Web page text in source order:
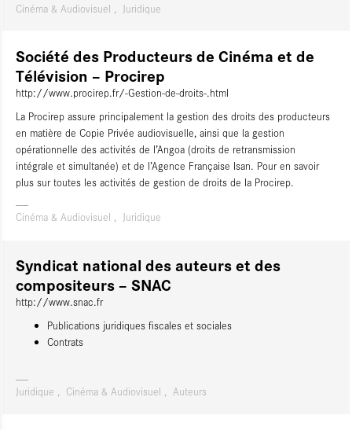
Cinéma & Audiovisuel Juridique
Société des Producteurs de Cinéma et de
Télévision – Procirep
http://www.procirep.fr/-Gestion-de-droits-.html
La Procirep assure principalement la gestion des droits des producteurs
en matière de Copie Privée audiovisuelle, ainsi que la gestion
opérationnelle des activités de l’Angoa (droits de retransmission
intégrale et simultanée) et de l’Agence Française Isan. Pour en savoir
plus sur toutes les activités de gestion de droits de la Procirep.
Cinéma & Audiovisuel Juridique
Syndicat national des auteurs et des
compositeurs – SNAC
http://www.snac.fr
Publications juridiques fiscales et sociales
Contrats
Juridique Cinéma & Audiovisuel Auteurs